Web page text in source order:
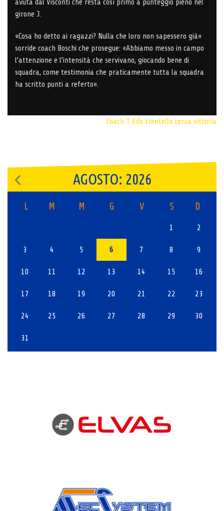
avuta dal Visconti che resta così primo a punteggio pieno nel
girone J.
«Cosa ho detto ai ragazzi? Nulla che loro non sapessero già»
sorride coach Boschi che prosegue: «Abbiamo messo in campo
l’attenzione e l’intensità che servivano, giocando bene di
squadra, come testimonia che praticamente tutta la squadra
ha scritto punti a referto».
Coach T Edo trentello terza vittoria
AGOSTO: 2026
L M M G V S D
1 2
3 4 5 6 7 8 9
10 11 12 13 14 15 16
17 18 19 20 21 22 23
24 25 26 27 28 29 30
31